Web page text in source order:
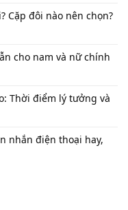
Cặp đôi nào nên chọn?
cho nam và nữ chính
Thời điểm lý tưởng và
nhắn​ điện thoại hay,